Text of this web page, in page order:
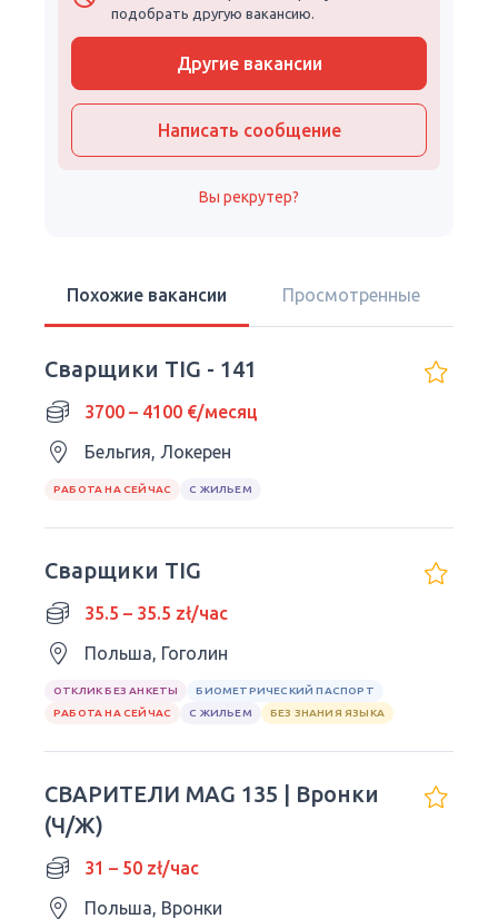
подобрать другую вакансию.
Другие вакансии
Написать сообщение
Вы рекрутер?
Похожие вакансии Просмотренные
Сварщики TIG - 141
3700 – 4100 €/месяц
Бельгия, Локерен
РАБОТА НА СЕЙЧАС С ЖИЛЬЕМ
Сварщики TIG
35.5 – 35.5 zł/час
Польша, Гоголин
ОТКЛИК БЕЗ АНКЕТЫ
БИОМЕТРИЧЕСКИЙ ПАСПОРТ
РАБОТА НА СЕЙЧАС
С ЖИЛЬЕМ БЕЗ ЗНАНИЯ ЯЗЫКА
СВАРИТЕЛИ MAG 135 | Вронки
(Ч/Ж)
31 – 50 zł/час
Польша, Вронки